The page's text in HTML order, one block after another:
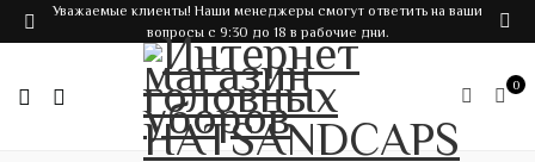
Уважаемые клиенты! Наши менеджеры смогут ответить на ваши
вопросы с 9:30 до 18 в рабочие дни.
0